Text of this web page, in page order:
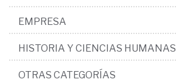
EMPRESA
HISTORIA Y CIENCIAS HUMANAS
OTRAS CATEGORÍAS